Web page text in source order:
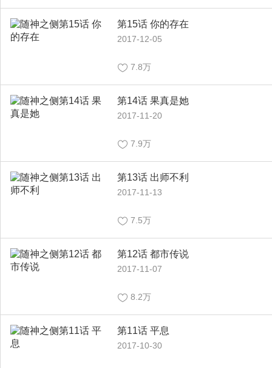
第15话 你的存在
2017-12-05
7.8万
第14话 果真是她
2017-11-20
7.9万
第13话 出师不利
2017-11-13
7.5万
第12话 都市传说
2017-11-07
8.2万
第11话 平息
2017-10-30